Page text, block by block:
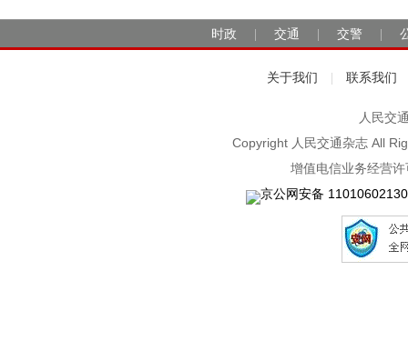
时政 交通 交警
关于我们 联系我们
人民交
Copyright 人民交通杂志 All
增值电信业务经营
京公网安备